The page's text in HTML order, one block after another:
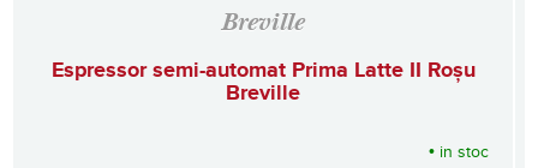
Breville
Espressor semi-automat Prima Latte II Roșu
Breville
• in stoc